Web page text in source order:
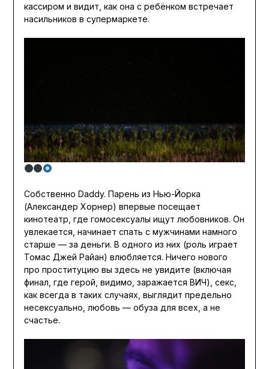
кассиром и видит, как она с ребёнком встречает
насильников в супермаркете.
Собственно Daddy. Парень из Нью-Йорка
(Александер Хорнер) впервые посещает
кинотеатр, где гомосексуалы ищут любовников. Он
увлекается, начинает спать с мужчинами намного
старше — за деньги. В одного из них (роль играет
Томас Джей Райан) влюбляется. Ничего нового
про проституцию вы здесь не увидите (включая
финал, где герой, видимо, заражается ВИЧ), секс,
как всегда в таких случаях, выглядит предельно
несексуально, любовь — обуза для всех, а не
счастье.